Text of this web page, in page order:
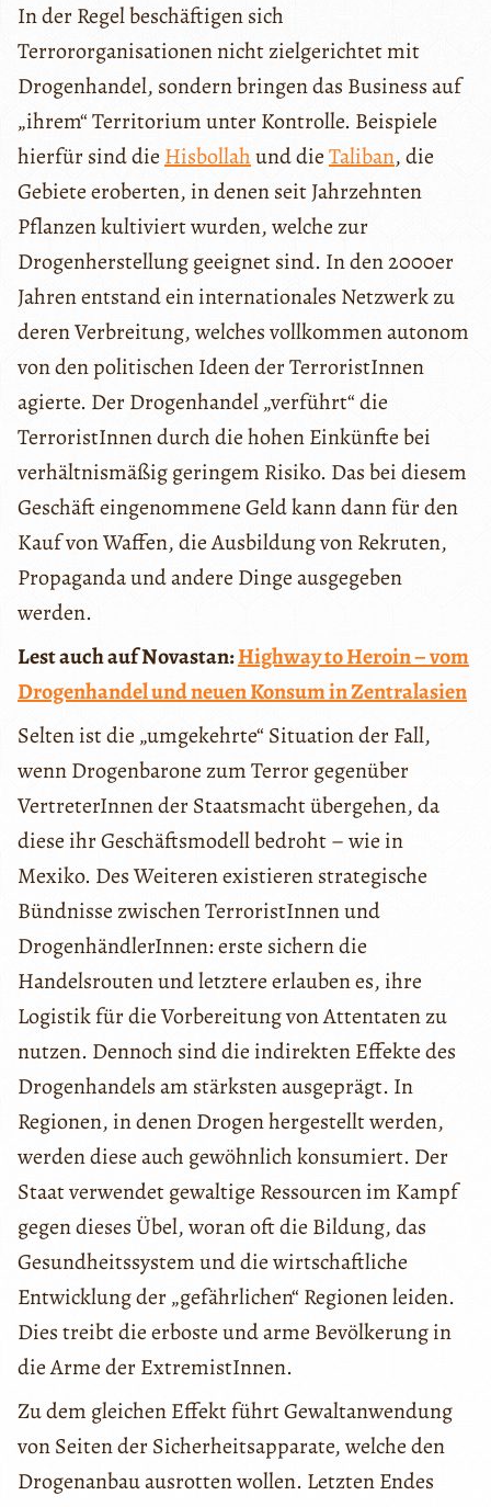
In der Regel beschäftigen sich
Terrororganisationen nicht zielgerichtet mit
Drogenhandel, sondern bringen das Business auf
„ihrem“ Territorium unter Kontrolle. Beispiele
hierfür sind dieHisbollahund dieTaliban, die
Gebiete eroberten, in denen seit Jahrzehnten
Pflanzen kultiviert wurden, welche zur
Drogenherstellung geeignet sind. In den 2000er
Jahren entstand ein internationales Netzwerk zu
deren Verbreitung, welches vollkommen autonom
von den politischen Ideen der TerroristInnen
agierte. Der Drogenhandel „verführt“ die
TerroristInnen durch die hohen Einkünfte bei
verhältnismäßig geringem Risiko. Das bei diesem
Geschäft eingenommene Geld kann dann für den
Kauf von Waffen, die Ausbildung von Rekruten,
Propaganda und andere Dinge ausgegeben
werden.
Lest auch auf Novastan:Highway to Heroin – vom
Drogenhandel und neuen Konsum in Zentralasien
Selten ist die „umgekehrte“ Situation der Fall,
wenn Drogenbarone zum Terror gegenüber
VertreterInnen der Staatsmacht übergehen, da
diese ihr Geschäftsmodell bedroht – wie in
Mexiko. Des Weiteren existieren strategische
Bündnisse zwischen TerroristInnen und
DrogenhändlerInnen: erste sichern die
Handelsrouten und letztere erlauben es, ihre
Logistik für die Vorbereitung von Attentaten zu
nutzen. Dennoch sind die indirekten Effekte des
Drogenhandels am stärksten ausgeprägt. In
Regionen, in denen Drogen hergestellt werden,
werden diese auch gewöhnlich konsumiert. Der
Staat verwendet gewaltige Ressourcen im Kampf
gegen dieses Übel, woran oft die Bildung, das
Gesundheitssystem und die wirtschaftliche
Entwicklung der „gefährlichen“ Regionen leiden.
Dies treibt die erboste und arme Bevölkerung in
die Arme der ExtremistInnen.
Zu dem gleichen Effekt führt Gewaltanwendung
von Seiten der Sicherheitsapparate, welche den
Drogenanbau ausrotten wollen. Letzten Endes